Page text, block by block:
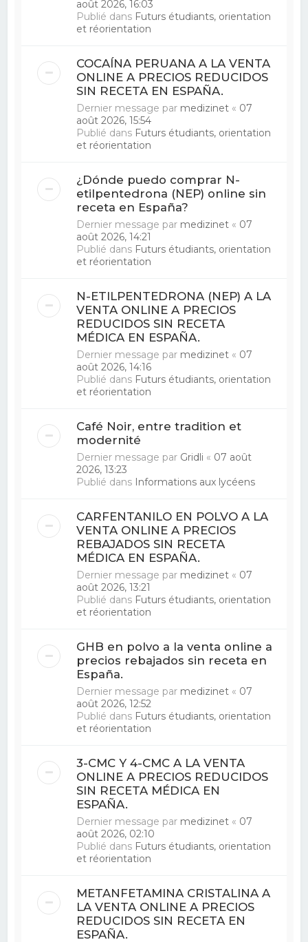
août 2026, 16:03
Publié dans Futurs étudiants, orientation
et réorientation
COCAÍNA PERUANA A LA VENTA
ONLINE A PRECIOS REDUCIDOS
SIN RECETA EN ESPAÑA.
Dernier message par medizinet « 07
août 2026, 15:54
Publié dans Futurs étudiants, orientation
et réorientation
¿Dónde puedo comprar N-
etilpentedrona (NEP) online sin
receta en España?
Dernier message par medizinet « 07
août 2026, 14:21
Publié dans Futurs étudiants, orientation
et réorientation
N-ETILPENTEDRONA (NEP) A LA
VENTA ONLINE A PRECIOS
REDUCIDOS SIN RECETA
MÉDICA EN ESPAÑA.
Dernier message par medizinet « 07
août 2026, 14:16
Publié dans Futurs étudiants, orientation
et réorientation
Café Noir, entre tradition et
modernité
Dernier message par Gridli « 07 août
2026, 13:23
Publié dans Informations aux lycéens
CARFENTANILO EN POLVO A LA
VENTA ONLINE A PRECIOS
REBAJADOS SIN RECETA
MÉDICA EN ESPAÑA.
Dernier message par medizinet « 07
août 2026, 13:21
Publié dans Futurs étudiants, orientation
et réorientation
GHB en polvo a la venta online a
precios rebajados sin receta en
España.
Dernier message par medizinet « 07
août 2026, 12:52
Publié dans Futurs étudiants, orientation
et réorientation
3-CMC Y 4-CMC A LA VENTA
ONLINE A PRECIOS REDUCIDOS
SIN RECETA MÉDICA EN
ESPAÑA.
Dernier message par medizinet « 07
août 2026, 02:10
Publié dans Futurs étudiants, orientation
et réorientation
METANFETAMINA CRISTALINA A
LA VENTA ONLINE A PRECIOS
REDUCIDOS SIN RECETA EN
ESPAÑA.